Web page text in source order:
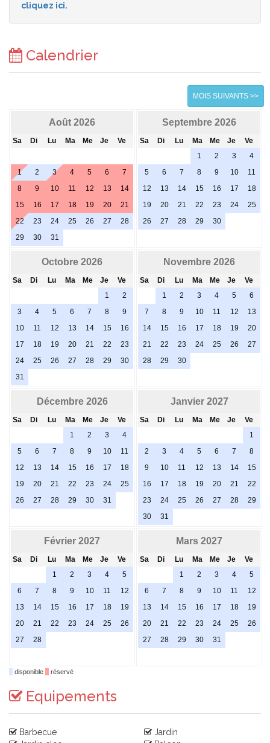
cliquez ici.
Calendrier
MOIS SUIVANTS >>
Août 2026
Sa Di Lu Ma Me Je Ve
1 2 3 4 5 6
7
8
9 10 11 12 13
14
15
16 17 18 19 20
21
22
23 24 25 26 27
28
29
30 31
Septembre 2026
Sa Di Lu Ma Me Je
Ve
1
2 3
4
5
6 7 8 9 10
11
12
13 14 15 16 17
18
19
20 21 22 23 24
25
26
27 28 29 30
Octobre 2026
Sa Di Lu Ma Me Je
Ve
1
2
3
4 5 6 7 8
9
10
11 12 13 14 15
16
17
18 19 20 21 22
23
24
25 26 27 28 29
30
31
Novembre 2026
Sa Di Lu Ma Me Je
Ve
1
2 3 4 5
6
7
8 9 10 11 12
13
14
15 16 17 18 19
20
21
22 23 24 25 26
27
28
29 30
Décembre 2026
Sa Di Lu Ma Me Je
Ve
1
2 3
4
5
6 7 8 9 10
11
12
13 14 15 16 17
18
19
20 21 22 23 24
25
26
27 28 29 30 31
Janvier 2027
Sa Di Lu Ma Me Je
Ve
1
2
3 4 5 6 7
8
9
10 11 12 13 14
15
16
17 18 19 20 21
22
23
24 25 26 27 28
29
30
31
Février 2027
Sa Di Lu Ma Me Je
Ve
1
2 3 4
5
6
7 8 9 10 11
12
13
14 15 16 17 18
19
20
21 22 23 24 25
26
27
28
Mars 2027
Sa Di Lu Ma Me Je
Ve
1
2 3 4
5
6
7 8 9 10 11
12
13
14 15 16 17 18
19
20
21 22 23 24 25
26
27
28 29 30 31
disponible réservé
Equipements
Barbecue
Jardin